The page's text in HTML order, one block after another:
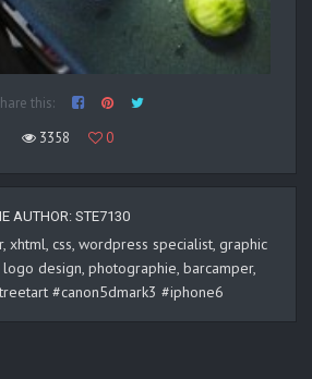
this:
3358
0
AUTHOR: STE7130
xhtml, css, wordpress specialist, graphic
design, photographie, barcamper,
#canon5dmark3 #iphone6